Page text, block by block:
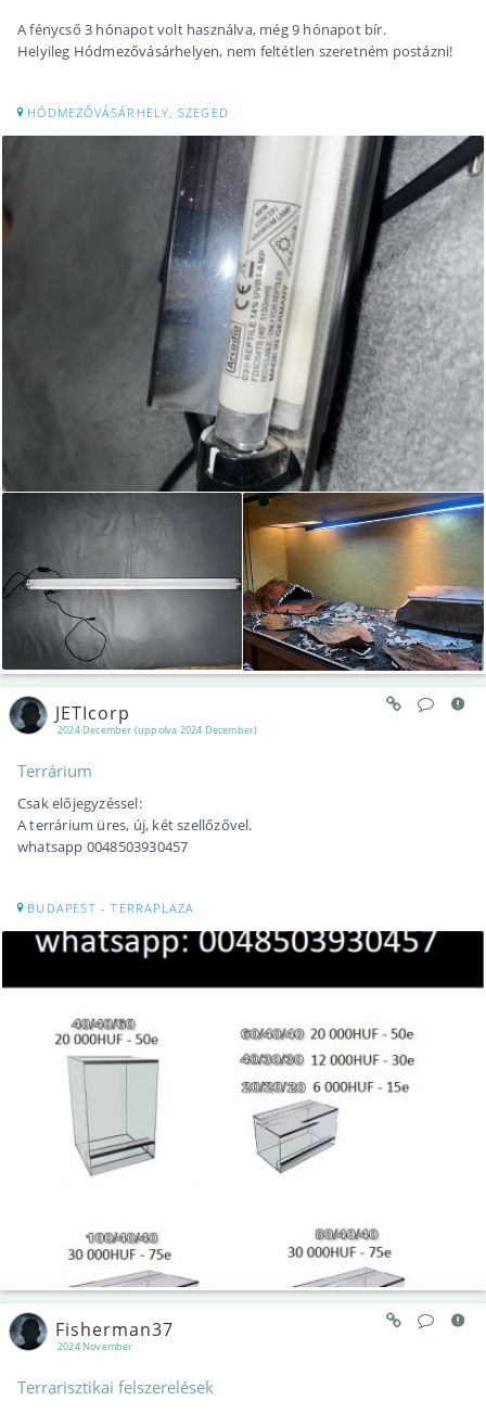
A fénycső 3 hónapot volt használva, még 9 hónapot bír.
Helyileg Hódmezővásárhelyen, nem feltétlen szeretném postázni!
HÓDMEZŐVÁSÁRHELY, SZEGED
2024 December (uppolva 2024 December)
JETIcorp
Terrárium
Csak előjegyzéssel:
A terrárium üres, új, két szellőzővel.
whatsapp 0048503930457
BUDAPEST - TERRAPLAZA
2024 November
Fisherman37
Terrarisztikai felszerelések